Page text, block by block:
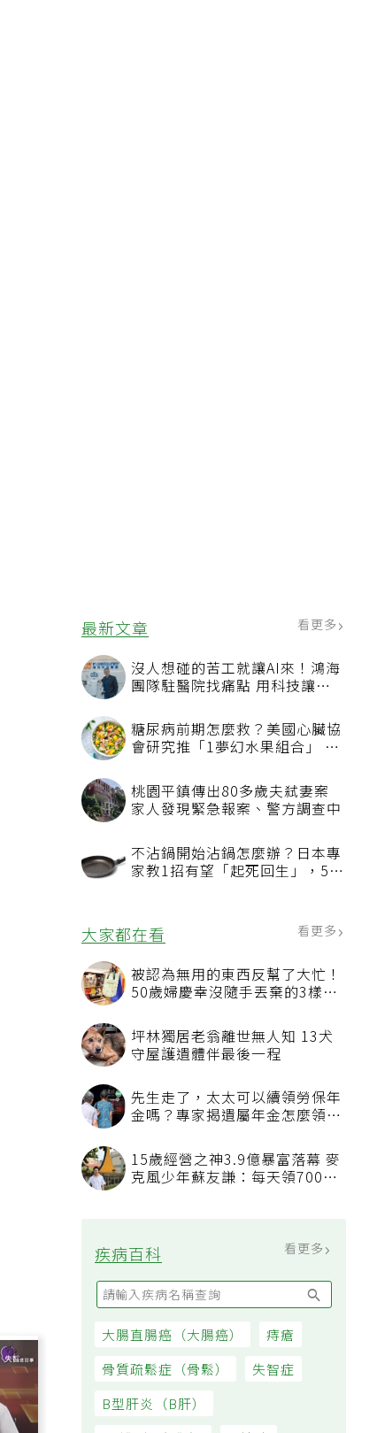
最新文章 看更多
沒人想碰的苦工就讓AI來！鴻海
團隊駐醫院找痛點 用科技讓醫
糖尿病前期怎麼救？美國心臟協
會研究推「1夢幻水果組合」 酪
桃園平鎮傳出80多歲夫弒妻案
家人發現緊急報案、警方調查中
不沾鍋開始沾鍋怎麼辦？日本專
家教1招有望「起死回生」，5情
大家都在看
被認為無用的東西反幫了大忙！
50歲婦慶幸沒隨手丟棄的3樣物
坪林獨居老翁離世無人知 13犬
守屋護遺體伴最後一程
先生走了，太太可以續領勞保年
看順位還要看資格
15歲經營之神3.9億暴富落幕 麥
疾病百科